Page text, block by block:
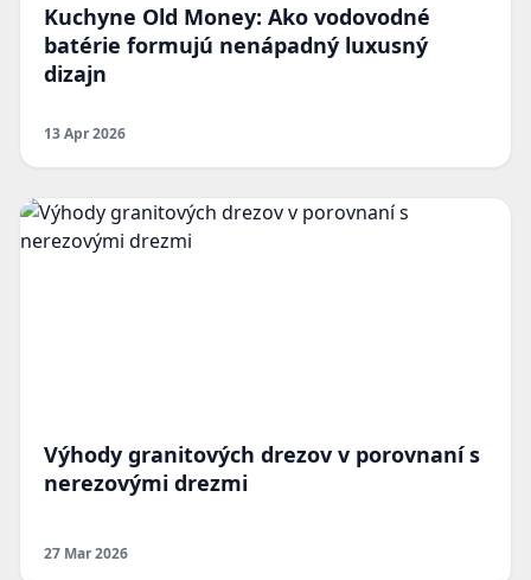
Kuchyne Old Money: Ako vodovodné
batérie formujú nenápadný luxusný
dizajn
13 Apr 2026
Výhody granitových drezov v porovnaní s
nerezovými drezmi
27 Mar 2026